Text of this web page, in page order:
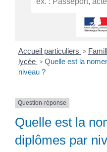
Accueil particuliers >
lycée > Quelle est la
niveau ?
Question-réponse
Quelle est la
diplômes par